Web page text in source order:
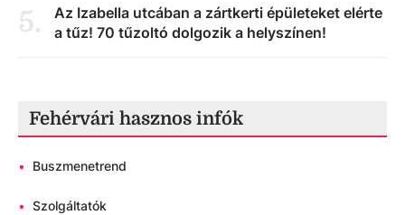
5.
Az Izabella utcában a zártkerti épületeket elérte
a tűz! 70 tűzoltó dolgozik a helyszínen!
Fehérvári hasznos infók
• Buszmenetrend
• Szolgáltatók